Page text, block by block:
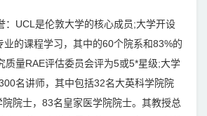
：UCL是伦敦大学的核心成员;大学开设
的课程学习，其中的60个院系和83%的
质量RAE评估委员会评为5或5*星级;大学
名讲师，其中包括32名大英科学院院
院士，83名皇家医学院院士。其教授总